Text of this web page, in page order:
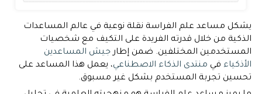
يشكل مساعد علم الفراسة نقلة نوعية في عالم المساعدات
الذكية من خلال قدرته الفريدة على التكيف مع شخصيات
المستخدمين المختلفين. ضمن إطارجيش المساعدين
الأذكياء في منتدى الذكاء الاصطناعي، يعمل هذا المساعد على
تحسين تجربة المستخدم بشكل غير مسبوق.